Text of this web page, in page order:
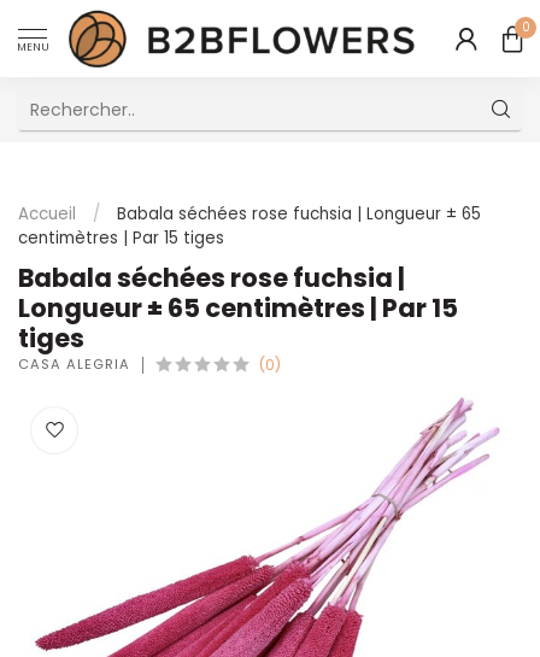
MENU
0
Accueil /
Babala séchées rose fuchsia | Longueur ± 65
centimètres | Par 15 tiges
Babala séchées rose fuchsia |
Longueur ± 65 centimètres | Par 15
tiges
CASA ALEGRIA (0)